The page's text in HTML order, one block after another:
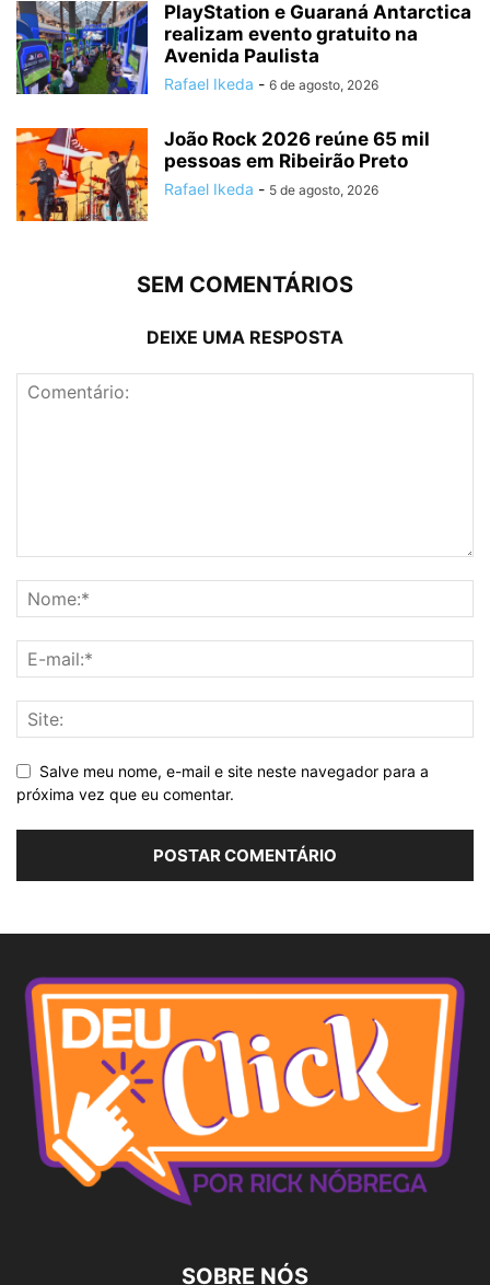
PlayStation e Guaraná Antarctica
realizam evento gratuito na
Avenida Paulista
Rafael Ikeda - 6 de agosto, 2026
João Rock 2026 reúne 65 mil
pessoas em Ribeirão Preto
Rafael Ikeda - 5 de agosto, 2026
SEM COMENTÁRIOS
DEIXE UMA RESPOSTA
Salve meu nome, e-mail e site neste navegador para a
próxima vez que eu comentar.
SOBRE NÓS